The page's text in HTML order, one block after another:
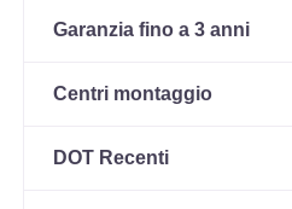
Garanzia fino a 3 anni
Centri montaggio
DOT Recenti